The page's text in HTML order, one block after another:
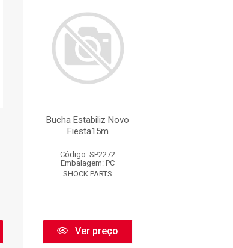
Bucha Estabiliz Novo
Fiesta15m
Código: SP2272
Embalagem: PC
SHOCK PARTS
Ver preço